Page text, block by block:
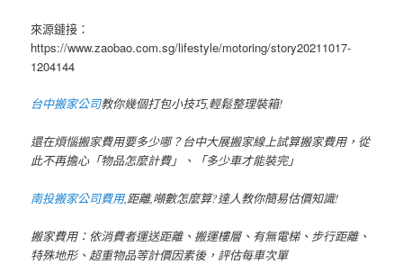
來源鏈接：
https://www.zaobao.com.sg/lifestyle/motoring/story20211017-
1204144
台中搬家公司教你幾個打包小技巧,輕鬆整理裝箱!
還在煩惱搬家費用要多少哪？台中大展搬家線上試算搬家費用，從
此不再擔心「物品怎麼計費」、「多少車才能裝完」
南投搬家公司費用,距離,噸數怎麼算?達人教你簡易估價知識!
搬家費用：依消費者運送距離、搬運樓層、有無電梯、步行距離、
特殊地形、超重物品等計價因素後，評估每車次單